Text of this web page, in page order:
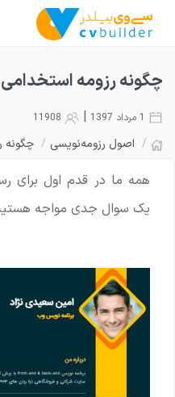
چگونه رزومه
|
/ اصول رزومه‌نویسی / چگونه
همه ما در قدم اول برای
یک سوال جدی مواجه